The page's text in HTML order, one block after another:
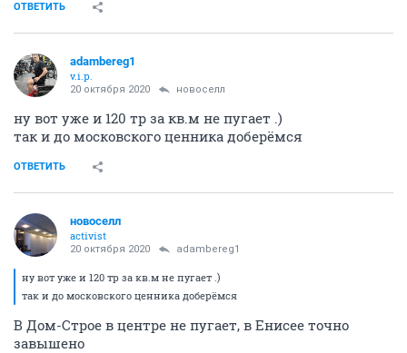
ОТВЕТИТЬ
adambereg1
v.i.p.
20 октября 2020 новоселл
ну вот уже и 120 тр за кв.м не пугает .)
так и до московского ценника доберёмся
ОТВЕТИТЬ
новоселл
activist
20 октября 2020 adambereg1
ну вот уже и 120 тр за кв.м не пугает .)
так и до московского ценника доберёмся
В Дом-Строе в центре не пугает, в Енисее точно
завышено